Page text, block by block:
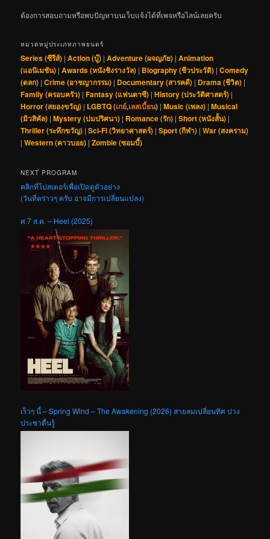
ต้องการสอบถามหรือพบปัญหาบนเว็บแจ้งได้ที่เพจหรือไลน์เลยครับ
หมวดหมู่ประเภทภาพยนตร์
Series (ซีรีส์) |Action (บู๊) |Adventure (ผจญภัย) |Animation
(แอนิเมชัน) |Awards (หนังชิงรางวัล) | Biography (ชีวประวัติ) |Comedy
(ตลก) |Crime (อาชญากรรม) | Documentary (สารคดี) | Drama (ชีวิต) |
Family (ครอบครัว) |Fantasy (แฟนตาซี) |History (ประวัติศาสตร์) |
Horror (สยองขวัญ) | LGBTQ (เกย์,เลสเบี้ยน) |Music (เพลง) |Musical
(มิวสิคัล) |Mystery (ปมปริศนา) | Romance (รัก) |Short (หนังสั้น) |
Thriller (ระทึกขวัญ) |Sci-Fi (วิทยาศาสตร์) |Sport (กีฬา) |War (สงคราม)
|Western (คาวบอย) |Zombie (ซอมบี้)
NEXT PROGRAM
คลิกที่โปสเตอร์เพื่อเปิดดูตัวอย่าง
(วันที่คร่าวๆ ครับ อาจมีการเปลี่ยนแปลง)
ศ 7 ส.ค. – Heel (2025)
เร็วๆ นี้ – Spring Wind – The Awakening (2026) สายลมเปลี่ยนทิศ ปวง
ประชาตื่นรู้